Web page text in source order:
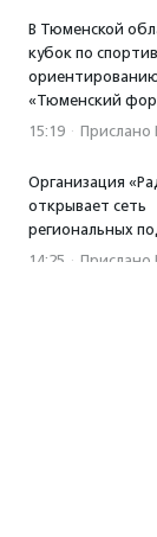
В Тюменской
кубок по
«Тюменский
15:19 · Прислано
Организация
открывает сеть
региональных
14:25 · Прислано